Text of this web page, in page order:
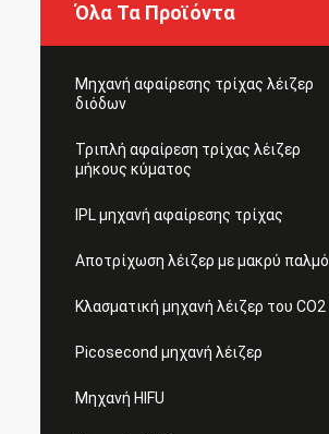
Όλα Τα Προϊόντα
Μηχανή αφαίρεσης τρίχας λέιζερ
διόδων
Τριπλή αφαίρεση τρίχας λέιζερ
μήκους κύματος
IPL μηχανή αφαίρεσης τρίχας
Αποτρίχωση λέιζερ με μακρύ παλμό
Κλασματική μηχανή λέιζερ του CO2
Picosecond μηχανή λέιζερ
Μηχανή HIFU